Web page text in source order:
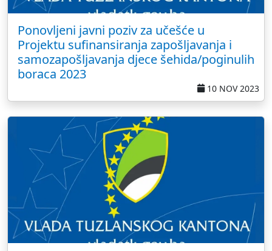
Ponovljeni javni poziv za učešće u
Projektu sufinansiranja zapošljavanja i
samozapošljavanja djece šehida/poginulih
boraca 2023
10 NOV 2023